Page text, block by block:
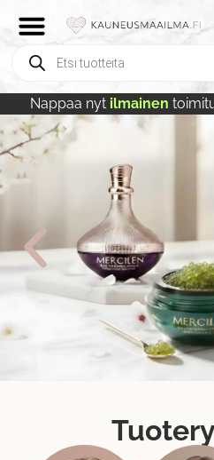
Nappaa nyt ilmainen
Ihastuttavat